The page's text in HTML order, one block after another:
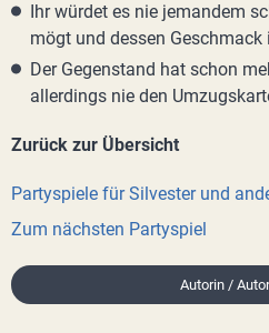
Ihr würdet es nie jemandem
mögt und dessen
Der Gegenstand hat schon
allerdings nie den
Zurück zur Übersicht
Partyspiele für Silvester und
Zum nächsten Partyspiel
Autorin /